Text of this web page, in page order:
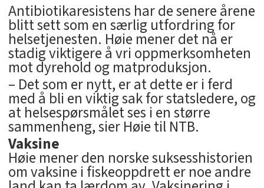
Antibiotikaresistens har de senere årene
blitt sett som en særlig utfordring for
helsetjenesten. Høie mener det nå er
stadig viktigere å vri oppmerksomheten
mot dyrehold og matproduksjon.
– Det som er nytt, er at dette er i ferd
med å bli en viktig sak for statsledere, og
at helsespørsmålet ses i en større
sammenheng, sier Høie til NTB.
Vaksine
Høie mener den norske suksesshistorien
om vaksine i fiskeoppdrett er noe andre